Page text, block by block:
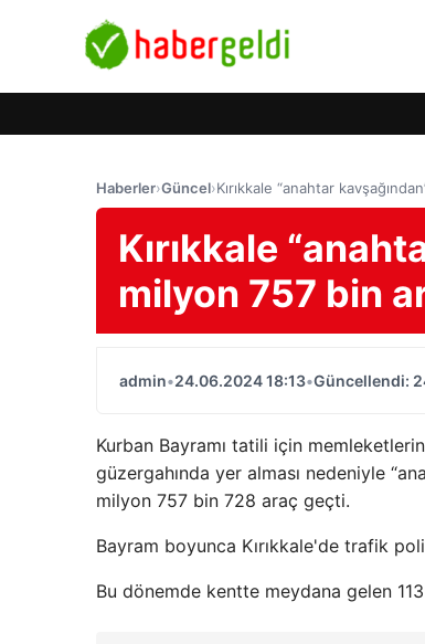
Haberler›Güncel›Kırıkkale “anahtar
Kırıkkale
milyon 757 bin
admin•24.06.2024 18:13•Güncellendi:
Kurban Bayramı tatili için
güzergahında yer alması nedeniyle
milyon 757 bin 728 araç geçti.
Bayram boyunca Kırıkkale'de trafik
Bu dönemde kentte meydana gelen